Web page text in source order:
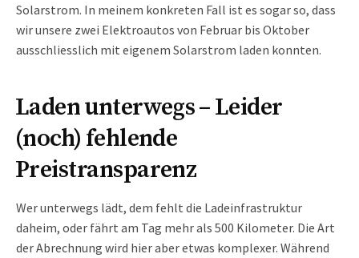
Solarstrom. In meinem konkreten Fall ist es sogar so, dass
wir unsere zwei Elektroautos von Februar bis Oktober
ausschliesslich mit eigenem Solarstrom laden konnten.
Laden unterwegs – Leider
(noch) fehlende
Preistransparenz
Wer unterwegs lädt, dem fehlt die Ladeinfrastruktur
daheim, oder fährt am Tag mehr als 500 Kilometer. Die Art
der Abrechnung wird hier aber etwas komplexer. Während